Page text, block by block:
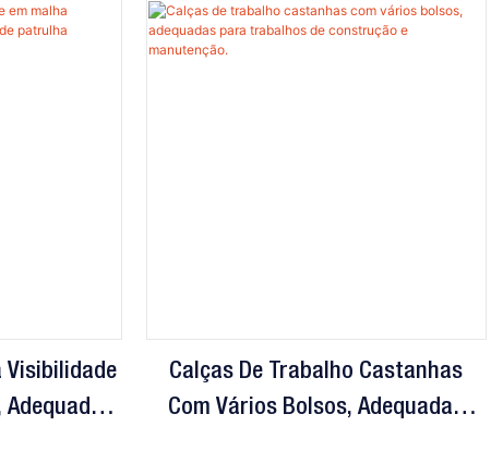
Visibilidade
Adequado
Calças De Trabalho Castanhas
Com Vários Bolsos, Adequadas